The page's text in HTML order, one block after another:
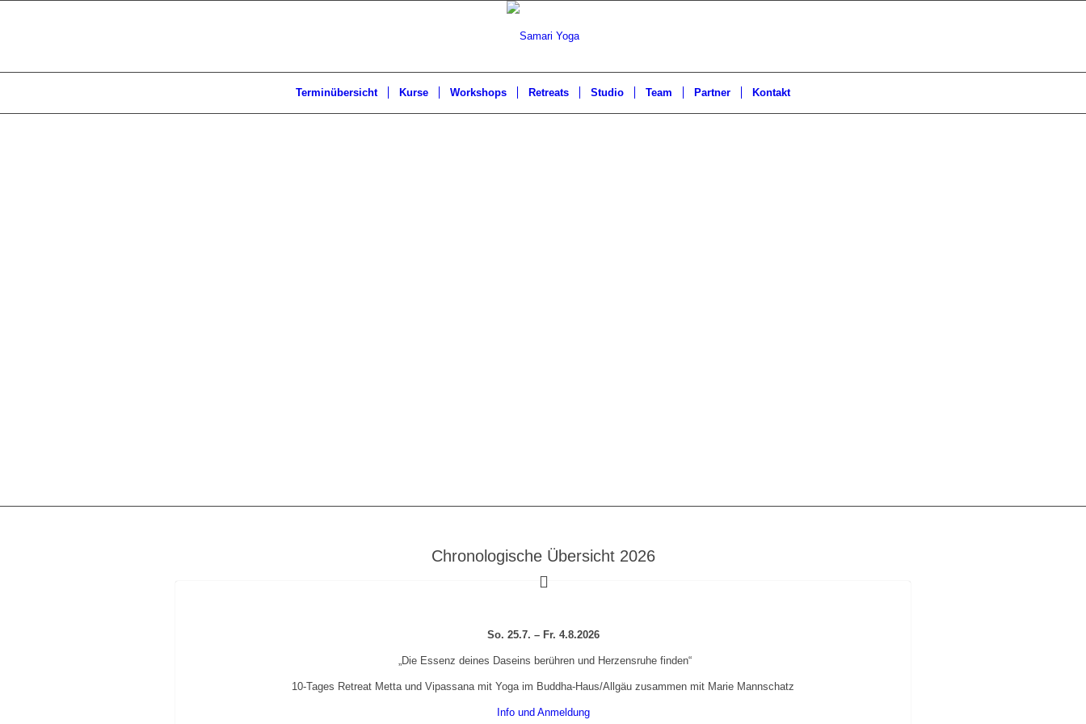
Terminübersicht Kurse Workshops Retreats Studio Team Partner Kontakt
Chronologische Übersicht 2026
So. 25.7. – Fr. 4.8.2026
„Die Essenz deines Daseins berühren und Herzensruhe finden“
10-Tages Retreat Metta und Vipassana mit Yoga im Buddha-Haus/Allgäu zusammen mit Marie Mannschatz
Info und Anmeldung